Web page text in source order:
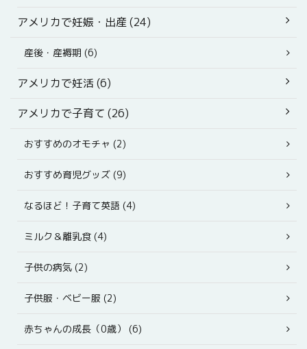
アメリカで妊娠・出産 (24)
産後・産褥期 (6)
アメリカで妊活 (6)
アメリカで子育て (26)
おすすめのオモチャ (2)
おすすめ育児グッズ (9)
なるほど！子育て英語 (4)
ミルク＆離乳食 (4)
子供の病気 (2)
子供服・ベビー服 (2)
赤ちゃんの成長（0歳） (6)